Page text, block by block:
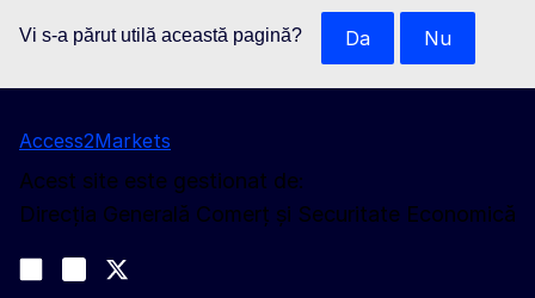
Vi s-a părut utilă această pagină? Da Nu
Access2Markets
Acest site este gestionat de:
Direcția Generală Comerț și Securitate Economică
Join us on LinkedIn
Trade-Off podcast